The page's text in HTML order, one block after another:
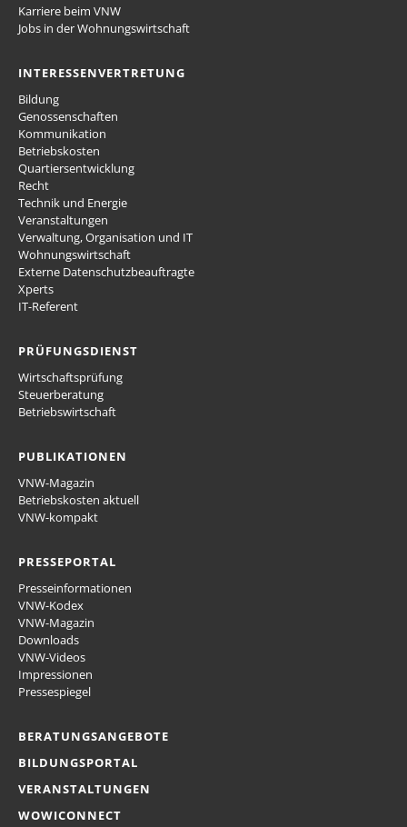
Karriere beim VNW
Jobs in der Wohnungswirtschaft
INTERESSENVERTRETUNG
Bildung
Genossenschaften
Kommunikation
Betriebskosten
Quartiersentwicklung
Recht
Technik und Energie
Veranstaltungen
Verwaltung, Organisation und IT
Wohnungswirtschaft
Externe Datenschutzbeauftragte
Xperts
IT-Referent
PRÜFUNGSDIENST
Wirtschaftsprüfung
Steuerberatung
Betriebswirtschaft
PUBLIKATIONEN
VNW-Magazin
Betriebskosten aktuell
VNW-kompakt
PRESSEPORTAL
Presseinformationen
VNW-Kodex
VNW-Magazin
Downloads
VNW-Videos
Impressionen
Pressespiegel
BERATUNGSANGEBOTE
BILDUNGSPORTAL
VERANSTALTUNGEN
WOWICONNECT